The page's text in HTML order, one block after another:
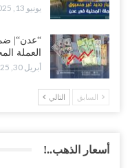
يونيو 13, 2025
“عدن“|
العملة
أبريل 30, 2025
السابق التالي
أسعار الذهب..!